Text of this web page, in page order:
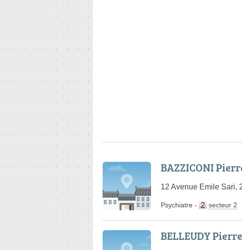
BAZZICONI
12 Avenue Emile Sari,
Psychiatre - secteur 2
BELLEUDY